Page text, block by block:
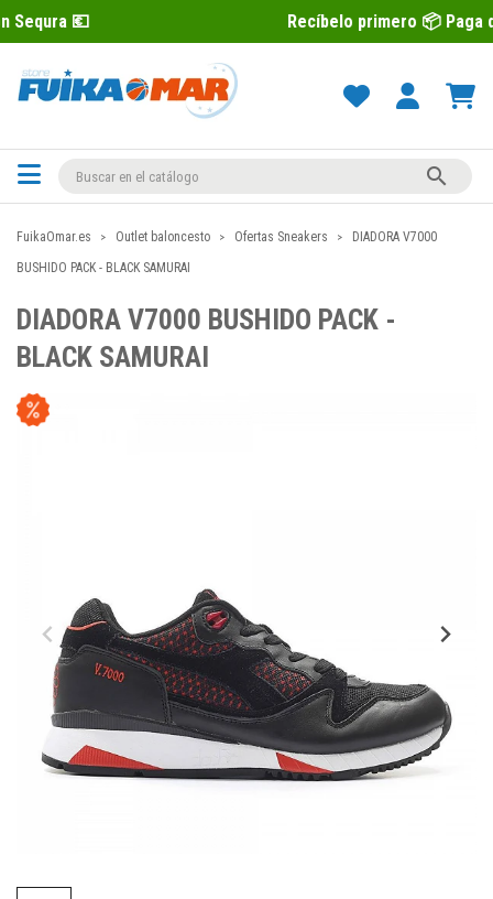
Recíbelo primero 📦 Paga después

FuikaOmar.es Outlet baloncesto Ofertas Sneakers
DIADORA V7000
BUSHIDO PACK - BLACK SAMURAI
DIADORA V7000 BUSHIDO PACK -
BLACK SAMURAI